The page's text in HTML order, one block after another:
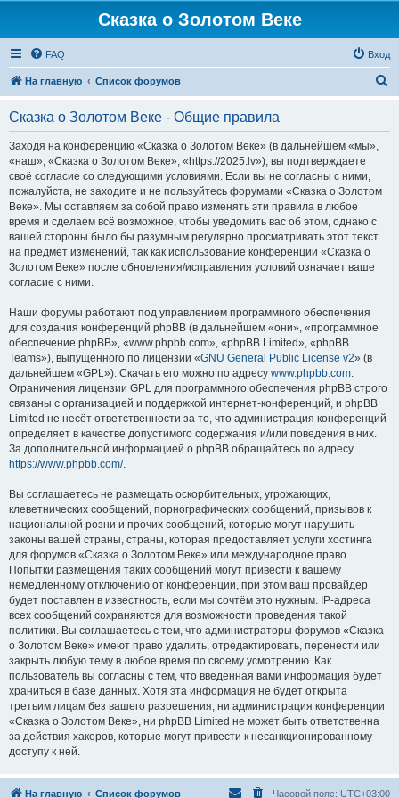
Сказка о Золотом Веке
FAQ Вход
На главную Список форумов
Сказка о Золотом Веке - Общие правила
Заходя на конференцию «Сказка о Золотом Веке» (в дальнейшем «мы»,
«наш», «Сказка о Золотом Веке», «https://2025.lv»), вы подтверждаете
своё согласие со следующими условиями. Если вы не согласны с ними,
пожалуйста, не заходите и не пользуйтесь форумами «Сказка о Золотом
Веке». Мы оставляем за собой право изменять эти правила в любое
время и сделаем всё возможное, чтобы уведомить вас об этом, однако с
вашей стороны было бы разумным регулярно просматривать этот текст
на предмет изменений, так как использование конференции «Сказка о
Золотом Веке» после обновления/исправления условий означает ваше
согласие с ними.
Наши форумы работают под управлением программного обеспечения
для создания конференций phpBB (в дальнейшем «они», «программное
обеспечение phpBB», «www.phpbb.com», «phpBB Limited», «phpBB
Teams»), выпущенного по лицензии «GNU General Public License v2» (в
дальнейшем «GPL»). Скачать его можно по адресу www.phpbb.com.
Ограничения лицензии GPL для программного обеспечения phpBB строго
связаны с организацией и поддержкой интернет-конференций, и phpBB
Limited не несёт ответственности за то, что администрация конференций
определяет в качестве допустимого содержания и/или поведения в них.
За дополнительной информацией о phpBB обращайтесь по адресу
https://www.phpbb.com/.
Вы соглашаетесь не размещать оскорбительных, угрожающих,
клеветнических сообщений, порнографических сообщений, призывов к
национальной розни и прочих сообщений, которые могут нарушить
законы вашей страны, страны, которая предоставляет услуги хостинга
для форумов «Сказка о Золотом Веке» или международное право.
Попытки размещения таких сообщений могут привести к вашему
немедленному отключению от конференции, при этом ваш провайдер
будет поставлен в известность, если мы сочтём это нужным. IP-адреса
всех сообщений сохраняются для возможности проведения такой
политики. Вы соглашаетесь с тем, что администраторы форумов «Сказка
о Золотом Веке» имеют право удалить, отредактировать, перенести или
закрыть любую тему в любое время по своему усмотрению. Как
пользователь вы согласны с тем, что введённая вами информация будет
храниться в базе данных. Хотя эта информация не будет открыта
третьим лицам без вашего разрешения, ни администрация конференции
«Сказка о Золотом Веке», ни phpBB Limited не может быть ответственна
за действия хакеров, которые могут привести к несанкционированному
доступу к ней.
На главную Список форумов Часовой пояс: UTC+03:00